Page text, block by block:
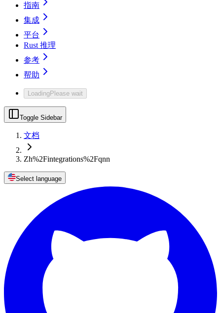
指南
集成
平台
Rust 推理
参考
帮助
LoadingPlease wait
Toggle Sidebar
文档
Zh%2Fintegrations%2Fqnn
Select language